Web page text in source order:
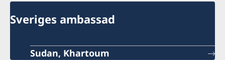
Sveriges ambassad
Sudan, Khartoum